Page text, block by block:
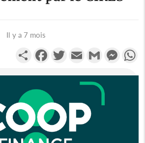
Il y a 7 mois
PartagerFacebookTwitterEmail Gmail